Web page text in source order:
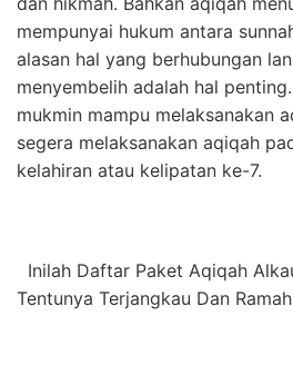
mempunyai hukum antara
alasan hal yang berhubungan
menyembelih adalah hal
mukmin mampu melaksanakan
segera melaksanakan aqiqah
kelahiran atau kelipatan ke-7.
Inilah Daftar Paket Aqiqah
Tentunya Terjangkau Dan